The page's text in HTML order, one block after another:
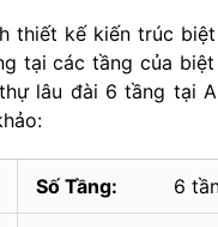
thiết kế kiến trúc
tại các tầng của
lâu đài 6 tầng tại
Số Tầng: 6